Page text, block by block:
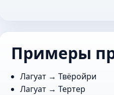
Примеры
Лагуат →Твёройри
Лагуат →Тертер